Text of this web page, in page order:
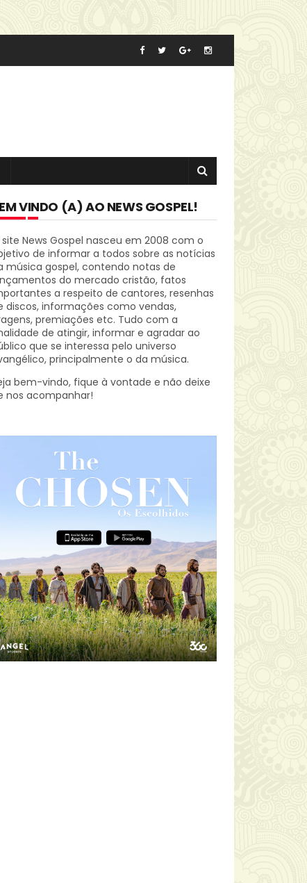
VINDO (A) AO NEWS GOSPEL!
site News Gospel nasceu em 2008 com o
de informar a todos sobre as notícias
música gospel, contendo notas de
do mercado cristão, fatos
a respeito de cantores, resenhas
discos, informações como vendas,
premiações etc. Tudo com a
de atingir, informar e agradar ao
que se interessa pelo universo
principalmente o da música.
bem-vindo, fique à vontade e não deixe
nos acompanhar!